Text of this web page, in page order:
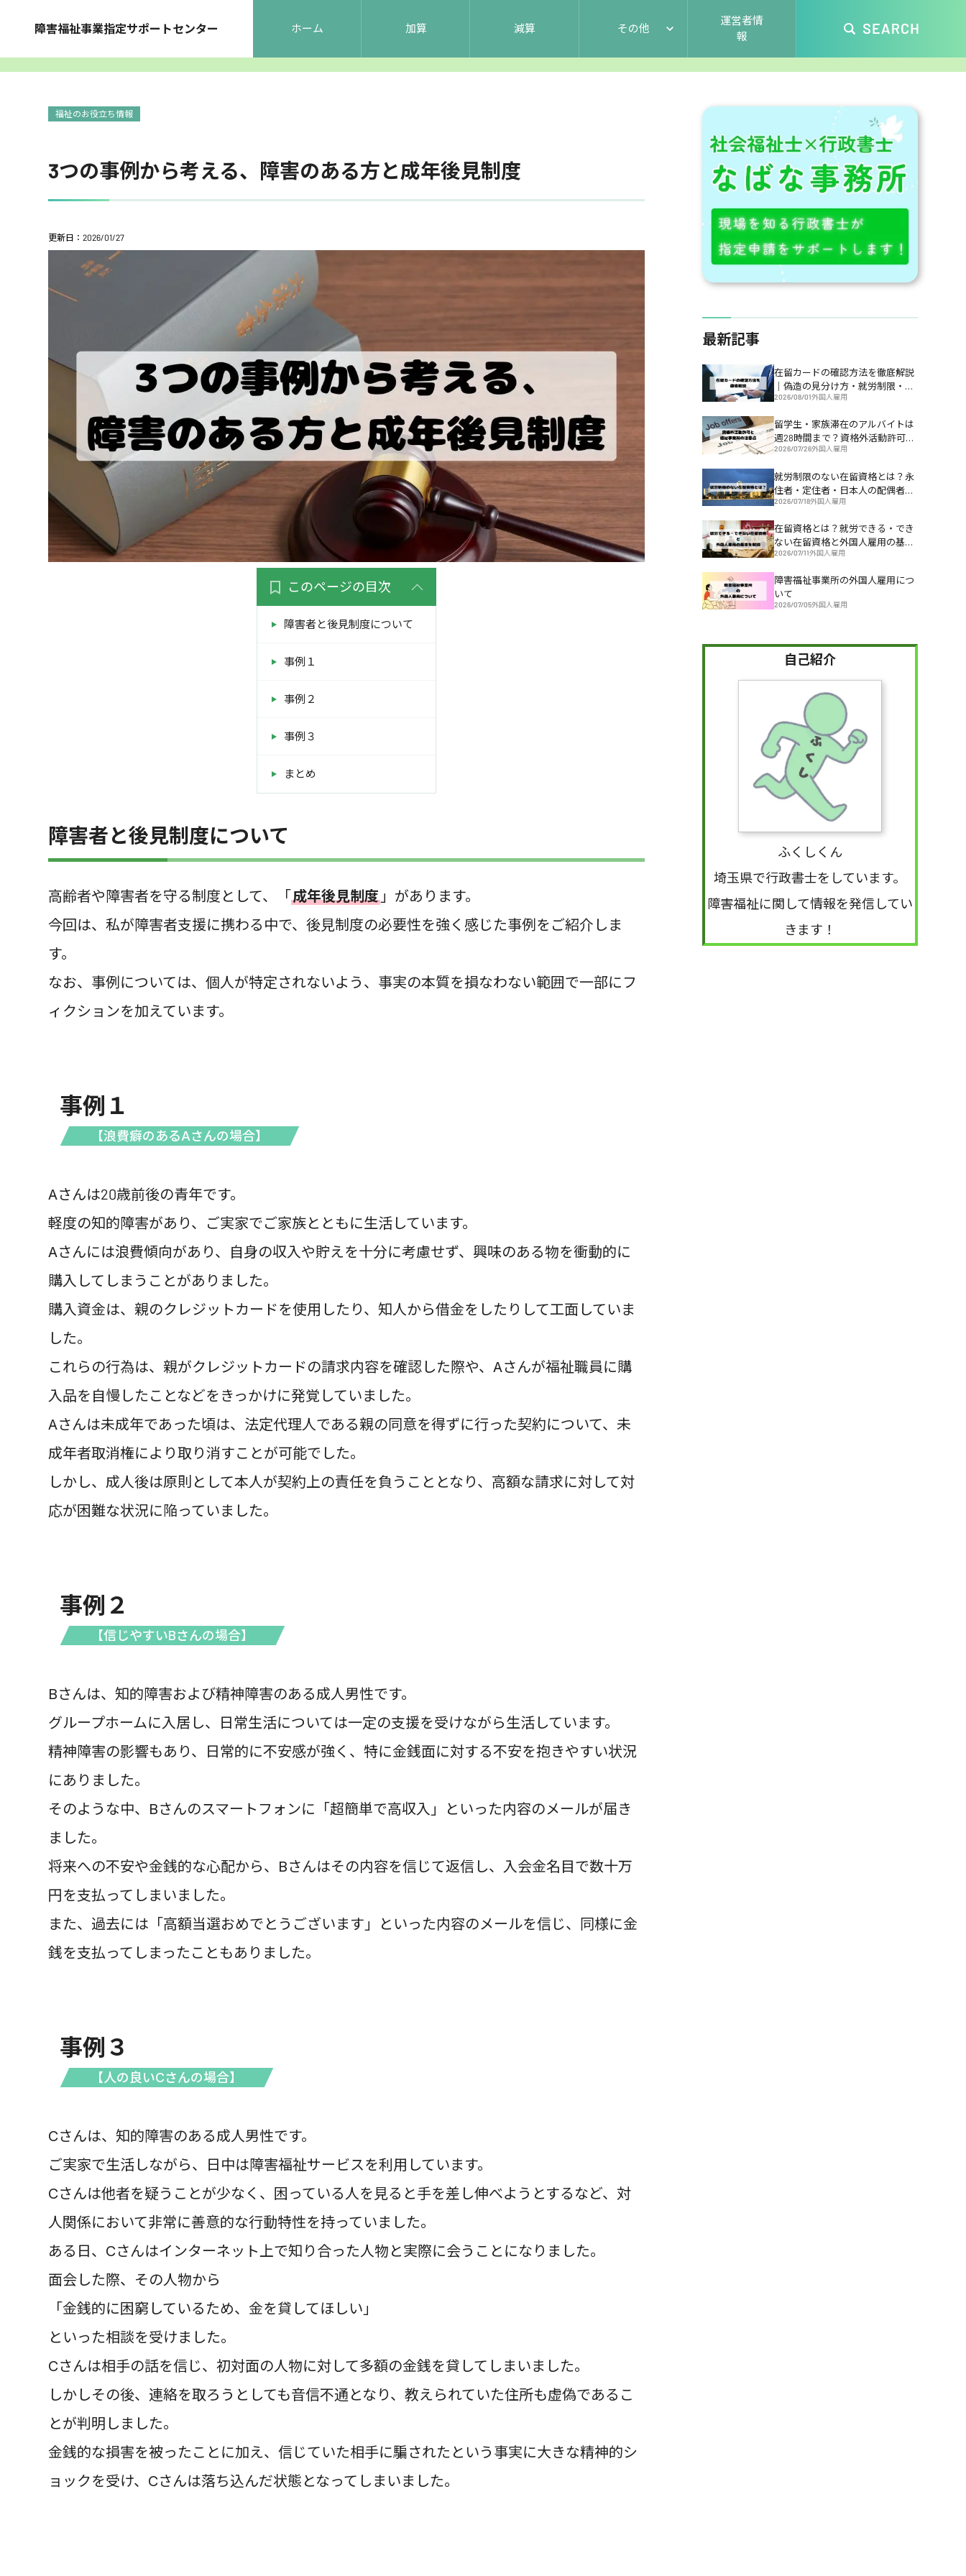
障害福祉事業指定サポートセンター ホーム 加算 減算 その他
運営者情
報
福祉のお役立ち情報
3つの事例から考える、障害のある方と成年後見制度
更新日：2026/01/27
このページの目次
障害者と後見制度について
事例１
事例２
事例３
まとめ
障害者と後見制度について
高齢者や障害者を守る制度として、「成年後見制度 」があります。
今回は、私が障害者支援に携わる中で、後見制度の必要性を強く感じた事例をご紹介しま
す。
なお、事例については、個人が特定されないよう、事実の本質を損なわない範囲で一部にフ
ィクションを加えています。
【浪費癖のあるAさんの場合】
事例１
Aさんは20歳前後の青年です。
軽度の知的障害があり、ご実家でご家族とともに生活しています。
Aさんには浪費傾向があり、自身の収入や貯えを十分に考慮せず、興味のある物を衝動的に
購入してしまうことがありました。
購入資金は、親のクレジットカードを使用したり、知人から借金をしたりして工面していま
した。
これらの行為は、親がクレジットカードの請求内容を確認した際や、Aさんが福祉職員に購
入品を自慢したことなどをきっかけに発覚していました。
Aさんは未成年であった頃は、法定代理人である親の同意を得ずに行った契約について、未
成年者取消権により取り消すことが可能でした。
しかし、成人後は原則として本人が契約上の責任を負うこととなり、高額な請求に対して対
応が困難な状況に陥っていました。
【信じやすいBさんの場合】
事例２
Bさんは、知的障害および精神障害のある成人男性です。
グループホームに入居し、日常生活については一定の支援を受けながら生活しています。
精神障害の影響もあり、日常的に不安感が強く、特に金銭面に対する不安を抱きやすい状況
にありました。
そのような中、Bさんのスマートフォンに「超簡単で高収入」といった内容のメールが届き
ました。
将来への不安や金銭的な心配から、Bさんはその内容を信じて返信し、入会金名目で数十万
円を支払ってしまいました。
また、過去には「高額当選おめでとうございます」といった内容のメールを信じ、同様に金
銭を支払ってしまったこともありました。
【人の良いCさんの場合】
事例３
Cさんは、知的障害のある成人男性です。
ご実家で生活しながら、日中は障害福祉サービスを利用しています。
Cさんは他者を疑うことが少なく、困っている人を見ると手を差し伸べようとするなど、対
人関係において非常に善意的な行動特性を持っていました。
ある日、Cさんはインターネット上で知り合った人物と実際に会うことになりました。
面会した際、その人物から
「金銭的に困窮しているため、金を貸してほしい」
といった相談を受けました。
Cさんは相手の話を信じ、初対面の人物に対して多額の金銭を貸してしまいました。
しかしその後、連絡を取ろうとしても音信不通となり、教えられていた住所も虚偽であるこ
とが判明しました。
金銭的な損害を被ったことに加え、信じていた相手に騙されたという事実に大きな精神的シ
ョックを受け、Cさんは落ち込んだ状態となってしまいました。
最新記事
在留カードの確認方法を徹底解説
｜偽造の見分け方・就労制限・不
法就労リスクまで
2026/08/01外国人雇用
留学生・家族滞在のアルバイトは
週28時間まで？資格外活動許可と
福祉事業所の注意点
2026/07/26外国人雇用
就労制限のない在留資格とは？永
住者・定住者・日本人の配偶者等
の違いと外国人雇用の実務ポイン
2026/07/18外国人雇用
在留資格とは？就労できる・でき
ない在留資格と外国人雇用の基本
を解説
2026/07/11外国人雇用
障害福祉事業所の外国人雇用につ
いて
2026/07/05外国人雇用
自己紹介
ふくしくん
埼玉県で行政書士をしています。
障害福祉に関して情報を発信してい
きます！